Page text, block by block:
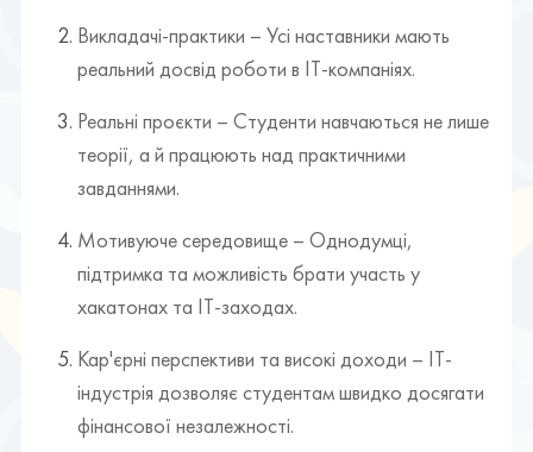
Викладачі-практики – Усі наставники мають
реальний досвід роботи в ІТ-компаніях.
Реальні проєкти – Студенти навчаються не лише
теорії, а й працюють над практичними
завданнями.
Мотивуюче середовище – Однодумці,
підтримка та можливість брати участь у
хакатонах та ІТ-заходах.
Кар'єрні перспективи та високі доходи – ІТ-
індустрія дозволяє студентам швидко досягати
фінансової незалежності.